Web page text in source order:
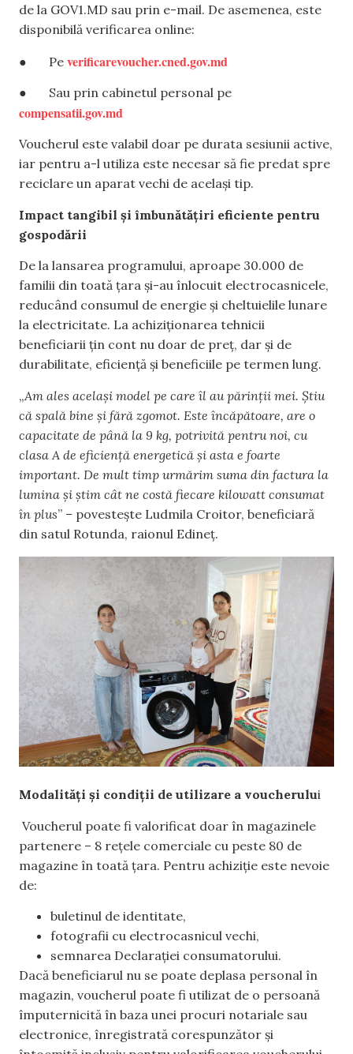
de la GOV1.MD sau prin e-mail. De asemenea, este
disponibilă verificarea online:
● Pe verificarevoucher.cned.gov.md
● Sau prin cabinetul personal pe
compensatii.gov.md
Voucherul este valabil doar pe durata sesiunii active,
iar pentru a-l utiliza este necesar să fie predat spre
reciclare un aparat vechi de același tip.
Impact tangibil și îmbunătățiri eficiente pentru
gospodării
De la lansarea programului, aproape 30.000 de
familii din toată țara și-au înlocuit electrocasnicele,
reducând consumul de energie și cheltuielile lunare
la electricitate. La achiziționarea tehnicii
beneficiarii țin cont nu doar de preț, dar și de
durabilitate, eficiență și beneficiile pe termen lung.
„Am ales același model pe care îl au părinții mei. Știu
că spală bine și fără zgomot. Este încăpătoare, are o
capacitate de până la 9 kg, potrivită pentru noi, cu
clasa A de eficiență energetică și asta e foarte
important. De mult timp urmărim suma din factura la
lumina și știm cât ne costă fiecare kilowatt consumat
în plus” – povestește Ludmila Croitor, beneficiară
din satul Rotunda, raionul Edineț.
Modalități și condiții de utilizare a voucherului
Voucherul poate fi valorificat doar în magazinele
partenere – 8 rețele comerciale cu peste 80 de
magazine în toată țara. Pentru achiziție este nevoie
de:
buletinul de identitate,
fotografii cu electrocasnicul vechi,
semnarea Declarației consumatorului.
Dacă beneficiarul nu se poate deplasa personal în
magazin, voucherul poate fi utilizat de o persoană
împuternicită în baza unei procuri notariale sau
electronice, înregistrată corespunzător și